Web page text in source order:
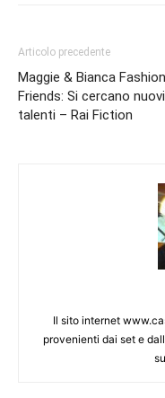
Articolo precedente
Maggie & Bianca Fashion
Friends: Si cercano nuovi
talenti – Rai Fiction
Il sito internet
provenienti dai set e